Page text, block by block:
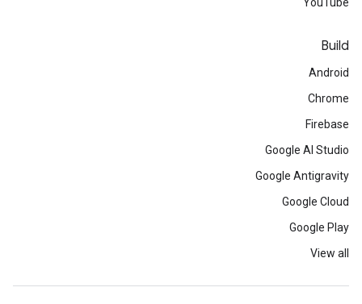
YouTube
Build
Android
Chrome
Firebase
Google AI Studio
Google Antigravity
Google Cloud
Google Play
View all